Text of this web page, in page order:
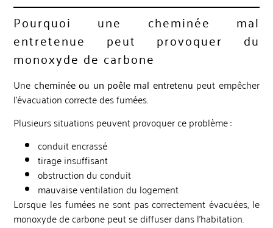
Pourquoi une cheminée mal
entretenue peut provoquer du
monoxyde de carbone
Une cheminée ou un poêle mal entretenu peut empêcher
l’évacuation correcte des fumées.
Plusieurs situations peuvent provoquer ce problème :
conduit encrassé
tirage insuffisant
obstruction du conduit
mauvaise ventilation du logement
Lorsque les fumées ne sont pas correctement évacuées, le
monoxyde de carbone peut se diffuser dans l’habitation.